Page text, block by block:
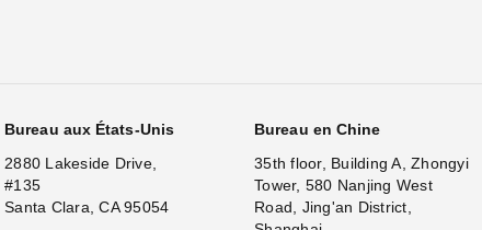
Bureau aux États-Unis
2880 Lakeside Drive,
#135
Santa Clara, CA 95054
Bureau en Chine
35th floor, Building A, Zhongyi
Tower, 580 Nanjing West
Road, Jing'an District,